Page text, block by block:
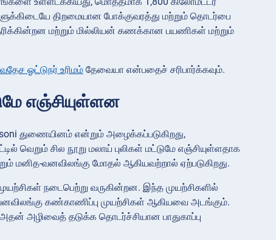
திறமையான போக்குவரத்து மற்றும் தொடர்பை
மற்றும் மில்லியன் கணக்கான பயணிகள் மற்றும்
ஓட்டுநர் உரிமம் தேவையா என்பதைச் சரிபார்க்கவும்.
எஞ்சியுள்ளன
துணையினம் என்றும் அழைக்கப்படுகிறது,
வெறும் சில நூறு மலாய் புலிகள் மட்டுமே எஞ்சியுள்ளதாக
மனித-வனவிலங்கு மோதல் ஆகியவற்றால் ஏற்படுகிறது.
நடைபெற்று வருகின்றன. இந்த முயற்சிகளில்
வனவிலங்கு கண்காணிப்பு முயற்சிகள் ஆகியவை அடங்கும்.
அழிவைத் தடுக்க தொடர்ச்சியான பாதுகாப்பு